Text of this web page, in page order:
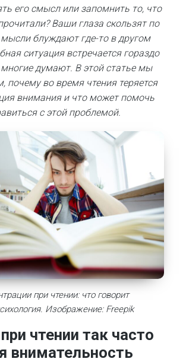
его смысл или запомнить то, что
Ваши глаза скользят по
мысли блуждают где-то в другом
ситуация встречается гораздо
думают. В этой статье мы
почему во время чтения теряется
внимания и что может помочь
с этой проблемой.
при чтении: что говорит
Изображение: Freepik
чтении так часто
внимательность